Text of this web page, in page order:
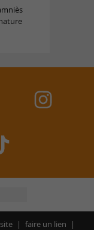
faire un lien